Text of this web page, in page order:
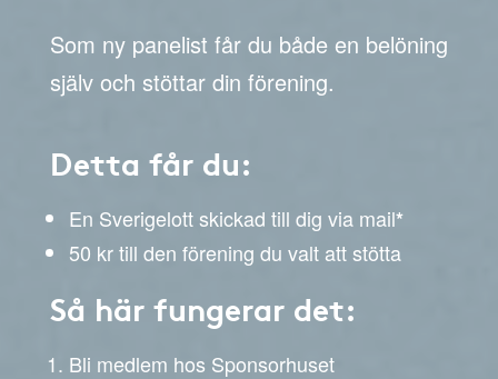
Som ny panelist får du både en belöning
själv och stöttar din förening.
Detta får du:
En Sverigelott skickad till dig via mail*
50 kr till den förening du valt att stötta
Så här fungerar det:
Bli medlem hos Sponsorhuset